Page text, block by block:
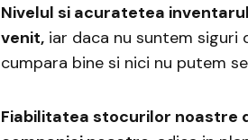
Nivelul si acuratetea
venit, iar daca nu suntem siguri
cumpara bine si nici nu putem
Fiabilitatea stocurilor noastre